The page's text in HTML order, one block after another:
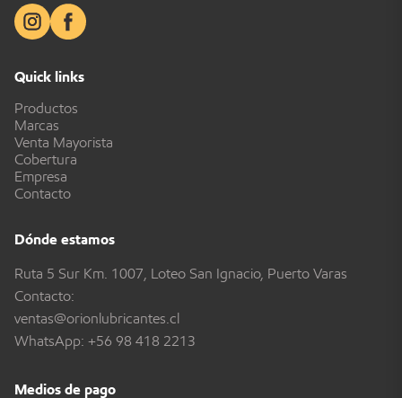
Quick links
Productos
Marcas
Venta Mayorista
Cobertura
Empresa
Contacto
Dónde estamos
Ruta 5 Sur Km. 1007, Loteo San Ignacio, Puerto Varas
Contacto:
ventas@orionlubricantes.cl
WhatsApp: +56 98 418 2213
Medios de pago